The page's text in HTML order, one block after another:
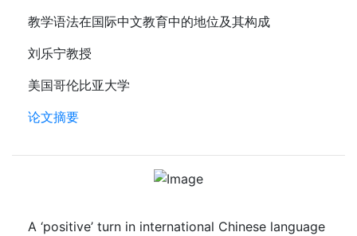
教学语法在国际中文教育中的地位及其构成
刘乐宁教授
美国哥伦比亚大学
论文摘要
A ‘positive’ turn in international Chinese language